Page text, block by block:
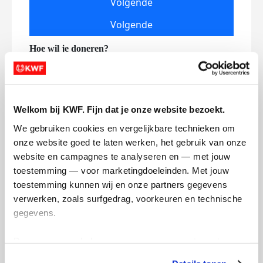
Welkom bij KWF. Fijn dat je onze website bezoekt.
We gebruiken cookies en vergelijkbare technieken om
onze website goed te laten werken, het gebruik van onze
website en campagnes te analyseren en — met jouw
toestemming — voor marketingdoeleinden. Met jouw
toestemming kunnen wij en onze partners gegevens
verwerken, zoals surfgedrag, voorkeuren en technische
gegevens.
Volgende
Creditcard
Referentie